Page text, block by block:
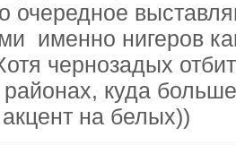
очередное
именно нигеров
чернозадых
районах, куда
на белых))